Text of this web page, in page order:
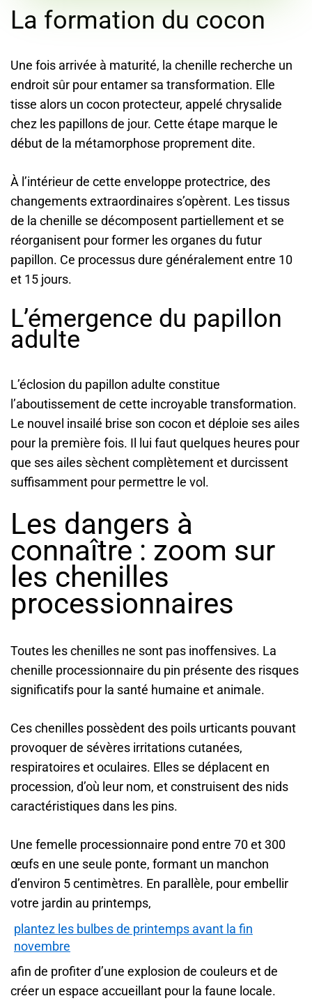
La formation du cocon
Une fois arrivée à maturité, la chenille recherche un
endroit sûr pour entamer sa transformation. Elle
tisse alors un cocon protecteur, appelé chrysalide
chez les papillons de jour. Cette étape marque le
début de la métamorphose proprement dite.
À l’intérieur de cette enveloppe protectrice, des
changements extraordinaires s’opèrent. Les tissus
de la chenille se décomposent partiellement et se
réorganisent pour former les organes du futur
papillon. Ce processus dure généralement entre 10
et 15 jours.
L’émergence du papillon
adulte
L’éclosion du papillon adulte constitue
l’aboutissement de cette incroyable transformation.
Le nouvel insailé brise son cocon et déploie ses ailes
pour la première fois. Il lui faut quelques heures pour
que ses ailes sèchent complètement et durcissent
suffisamment pour permettre le vol.
Les dangers à
connaître : zoom sur
les chenilles
processionnaires
Toutes les chenilles ne sont pas inoffensives. La
chenille processionnaire du pin présente des risques
significatifs pour la santé humaine et animale.
Ces chenilles possèdent des poils urticants pouvant
provoquer de sévères irritations cutanées,
respiratoires et oculaires. Elles se déplacent en
procession, d’où leur nom, et construisent des nids
caractéristiques dans les pins.
Une femelle processionnaire pond entre 70 et 300
œufs en une seule ponte, formant un manchon
d’environ 5 centimètres. En parallèle, pour embellir
votre jardin au printemps,
plantez les bulbes de printemps avant la fin
novembre
afin de profiter d’une explosion de couleurs et de
créer un espace accueillant pour la faune locale.